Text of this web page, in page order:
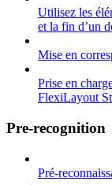
Utilisez les
et la fin d’un
Mise en
Prise en
FlexiLayout
Pre-recognition
Pré-